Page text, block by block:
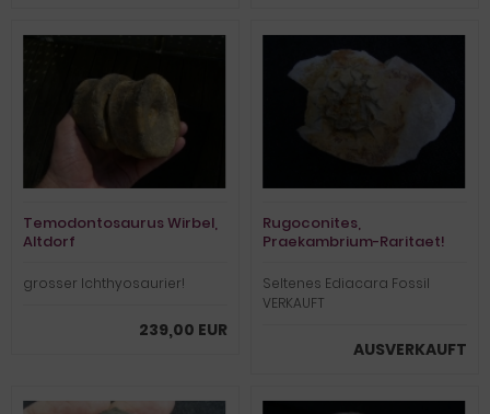
Temodontosaurus Wirbel,
Altdorf
grosser Ichthyosaurier!
239,00 EUR
Rugoconites,
Praekambrium-Raritaet!
Seltenes Ediacara Fossil
VERKAUFT
AUSVERKAUFT